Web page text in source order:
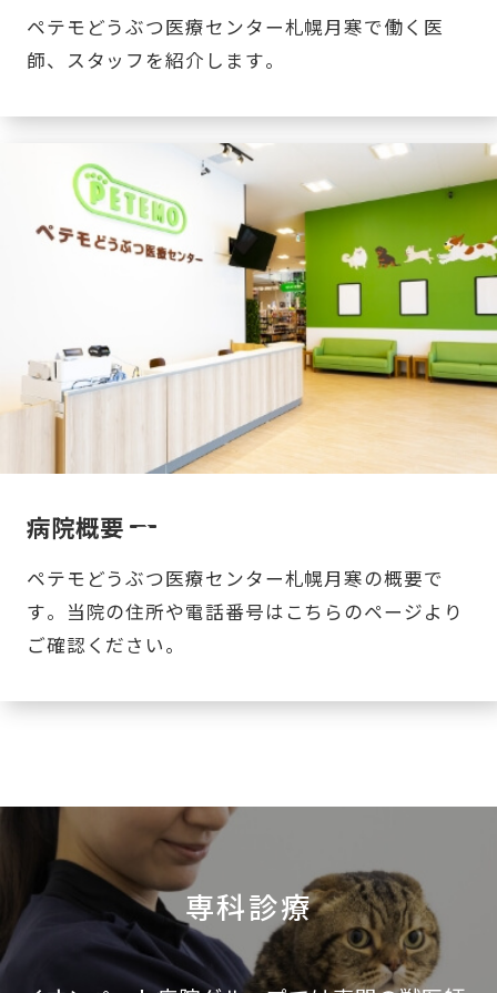
ペテモどうぶつ医療センター札幌月寒で働く医
師、スタッフを紹介します。
病院概要
ペテモどうぶつ医療センター札幌月寒の概要で
す。当院の住所や電話番号はこちらのページより
ご確認ください。
専科診療